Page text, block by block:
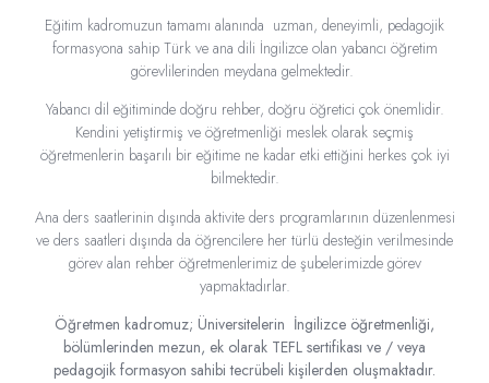
Eğitim kadromuzun tamamı alanında uzman, deneyimli, pedagojik
formasyona sahip Türk ve ana dili İngilizce olan yabancı öğretim
görevlilerinden meydana gelmektedir.
Yabancı dil eğitiminde doğru rehber, doğru öğretici çok önemlidir.
Kendini yetiştirmiş ve öğretmenliği meslek olarak seçmiş
öğretmenlerin başarılı bir eğitime ne kadar etki ettiğini herkes çok iyi
bilmektedir.
Ana ders saatlerinin dışında aktivite ders programlarının düzenlenmesi
ve ders saatleri dışında da öğrencilere her türlü desteğin verilmesinde
görev alan rehber öğretmenlerimiz de şubelerimizde görev
yapmaktadırlar.
Öğretmen kadromuz; Üniversitelerin İngilizce öğretmenliği,
bölümlerinden mezun, ek olarak TEFL sertifikası ve / veya
pedagojik formasyon sahibi tecrübeli kişilerden oluşmaktadır.